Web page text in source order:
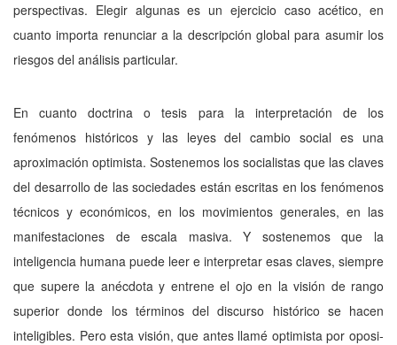
perspectivas. Elegir algunas es un ejercicio caso acético, en
cuanto importa renunciar a la descripción global pa­ra asumir los
riesgos del análisis particular.
En cuanto doctrina o tesis para la inter­pretación de los
fenómenos históricos y las leyes del cambio social es una
aproximación optimista. Sostenemos los socialistas que las claves
del desarrollo de las sociedades están escritas en los fenómenos
técnicos y econó­micos, en los movimientos generales, en las
manifestaciones de escala masiva. Y sostene­mos que la
inteligencia humana puede leer e interpretar esas claves, siempre
que supere la anécdota y entrene el ojo en la visión de ran­go
superior donde los términos del discurso histórico se hacen
inteligibles. Pero esta vi­sión, que antes llamé optimista por oposi­